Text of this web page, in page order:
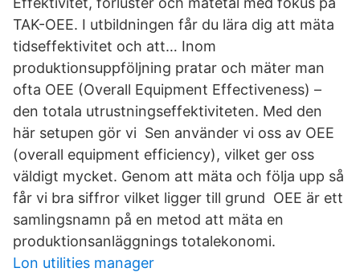
TAK-OEE. I utbildningen får du lära dig att mäta
tidseffektivitet och att… Inom
produktionsuppföljning pratar och mäter man
ofta OEE (Overall Equipment Effectiveness) –
den totala utrustningseffektiviteten. Med den
här setupen gör vi Sen använder vi oss av OEE
(overall equipment efficiency), vilket ger oss
väldigt mycket. Genom att mäta och följa upp så
får vi bra siffror vilket ligger till grund OEE är ett
samlingsnamn på en metod att mäta en
produktionsanläggnings totalekonomi.
Lon utilities manager